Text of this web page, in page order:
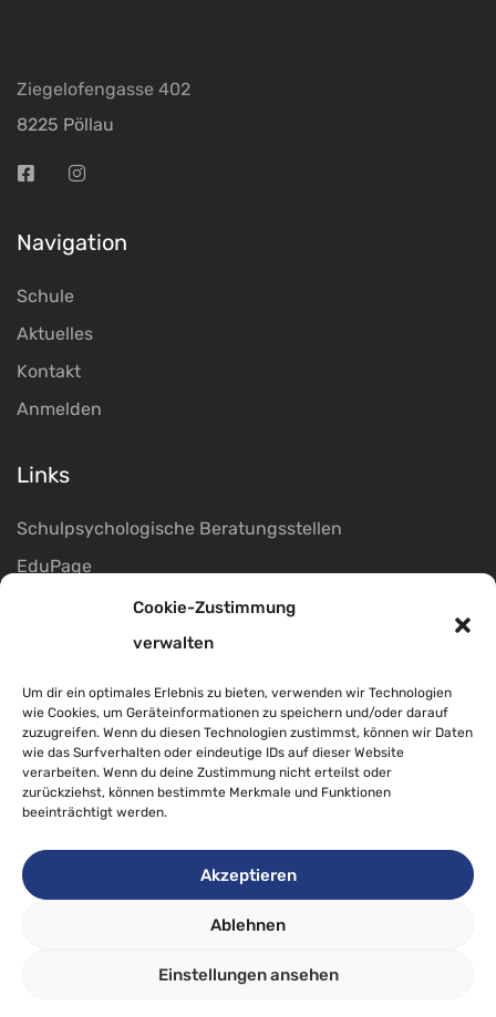
Cookie-Zustimmung
verwalten
Um dir ein optimales Erlebnis zu bieten, verwenden wir Technologien
wie Cookies, um Geräteinformationen zu speichern und/oder darauf
zuzugreifen. Wenn du diesen Technologien zustimmst, können wir Daten
wie das Surfverhalten oder eindeutige IDs auf dieser Website
verarbeiten. Wenn du deine Zustimmung nicht erteilst oder
zurückziehst, können bestimmte Merkmale und Funktionen
beeinträchtigt werden.
Akzeptieren
Ablehnen
Einstellungen ansehen
Ziegelofengasse 402
8225 Pöllau
Navigation
Schule
Aktuelles
Kontakt
Anmelden
Links
Schulpsychologische Beratungsstellen
EduPage
Marktgemeinde Pöllau
Termine
Impressum
Datenschutz
© PTS Pöllau